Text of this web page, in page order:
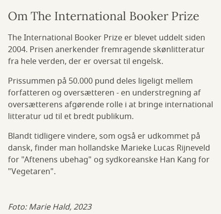
Om The International Booker Prize
The International Booker Prize er blevet uddelt siden
2004. Prisen anerkender fremragende skønlitteratur
fra hele verden, der er oversat til engelsk.
Prissummen på 50.000 pund deles ligeligt mellem
forfatteren og oversætteren - en understregning af
oversætterens afgørende rolle i at bringe international
litteratur ud til et bredt publikum.
Blandt tidligere vindere, som også er udkommet på
dansk, finder man hollandske Marieke Lucas Rijneveld
for "Aftenens ubehag" og sydkoreanske Han Kang for
"Vegetaren".
Foto: Marie Hald, 2023